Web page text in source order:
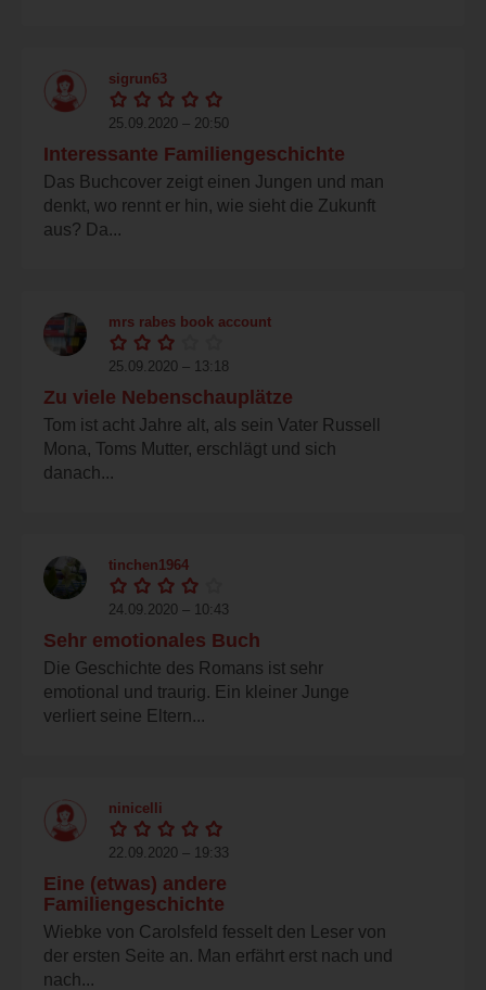
sigrun63
25.09.2020 – 20:50
Interessante Familiengeschichte
Das Buchcover zeigt einen Jungen und man
denkt, wo rennt er hin, wie sieht die Zukunft
aus? Da...
mrs rabes book account
25.09.2020 – 13:18
Zu viele Nebenschauplätze
Tom ist acht Jahre alt, als sein Vater Russell
Mona, Toms Mutter, erschlägt und sich
danach...
tinchen1964
24.09.2020 – 10:43
Sehr emotionales Buch
Die Geschichte des Romans ist sehr
emotional und traurig. Ein kleiner Junge
verliert seine Eltern...
ninicelli
22.09.2020 – 19:33
Eine (etwas) andere
Familiengeschichte
Wiebke von Carolsfeld fesselt den Leser von
der ersten Seite an. Man erfährt erst nach und
nach...